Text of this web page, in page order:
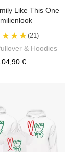
Like This One
(21)
& Hoodies
€